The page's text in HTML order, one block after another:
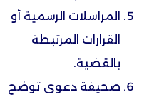
المراسلات الرسمية أو
القرارات المرتبطة
بالقضية.
صحيفة دعوى توضح